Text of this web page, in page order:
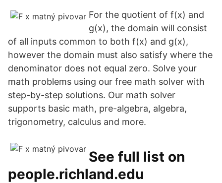
For the quotient of f(x) and
g(x), the domain will consist
of all inputs common to both f(x) and g(x),
however the domain must also satisfy where the
denominator does not equal zero. Solve your
math problems using our free math solver with
step-by-step solutions. Our math solver
supports basic math, pre-algebra, algebra,
trigonometry, calculus and more.
See full list on
people.richland.edu